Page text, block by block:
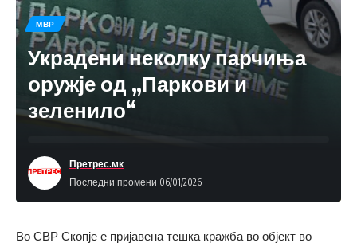
МВР
Украдени неколку парчиња
оружје од „Паркови и
зеленило“
Последни промени 06/01/2026
Претрес.мк
Во СВР Скопје е пријавена тешка кражба во објект во